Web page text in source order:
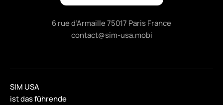
6 rue d’Armaille 75017 Paris France
contact@sim-usa.mobi
SIM USA
ist das führende